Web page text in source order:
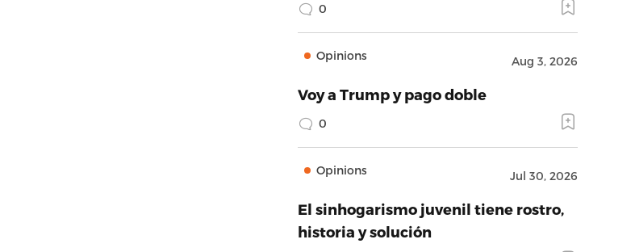
0
Opinions Aug 3, 2026
Voy a Trump y pago doble
0
Opinions Jul 30, 2026
El sinhogarismo juvenil tiene rostro,
historia y solución